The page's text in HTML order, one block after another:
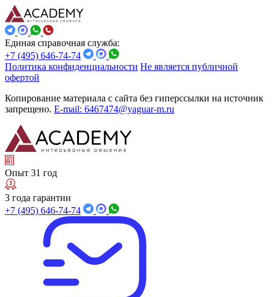
Единая справочная служба:
+7 (495) 646-74-74
Политика конфиденциальности Не является публичной
офертой
Копирование материала с сайта без гиперссылки на источник
запрещено. E-mail: 6467474@yaguar-m.ru
Опыт 31 год
3 года гарантии
+7 (495) 646-74-74